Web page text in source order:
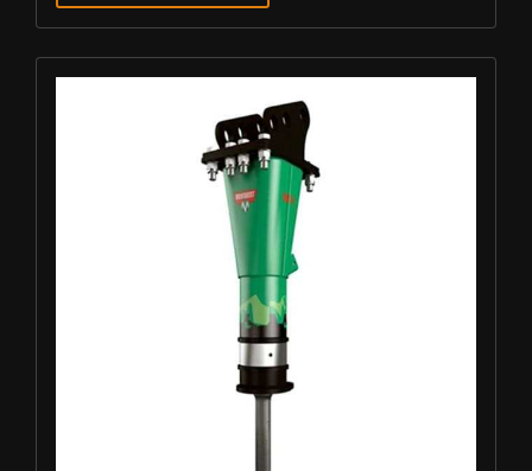
Louer BRH - Montabert SC-08